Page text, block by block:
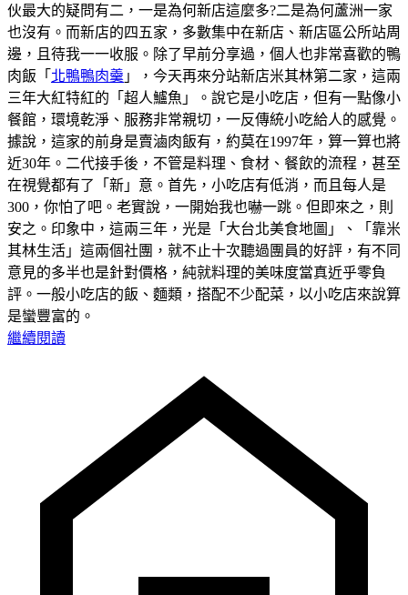
伙最大的疑問有二，一是為何新店這麼多?二是為何蘆洲一家
也沒有。而新店的四五家，多數集中在新店、新店區公所站周
邊，且待我一一收服。除了早前分享過，個人也非常喜歡的鴨
肉飯「 北鴨鴨肉羹 」，今天再來分站新店米其林第二家，這兩
三年大紅特紅的「超人鱸魚」。說它是小吃店，但有一點像小
餐館，環境乾淨、服務非常親切，一反傳統小吃給人的感覺。
據說，這家的前身是賣滷肉飯有，約莫在1997年，算一算也將
近30年。二代接手後，不管是料理、食材、餐飲的流程，甚至
在視覺都有了「新」意。首先，小吃店有低消，而且每人是
300，你怕了吧。老實說，一開始我也嚇一跳。但即來之，則
安之。印象中，這兩三年，光是「大台北美食地圖」、「靠米
其林生活」這兩個社團，就不止十次聽過團員的好評，有不同
意見的多半也是針對價格，純就料理的美味度當真近乎零負
評。一般小吃店的飯、麵類，搭配不少配菜，以小吃店來說算
是蠻豐富的。
繼續閱讀